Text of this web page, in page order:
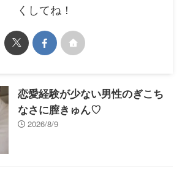
くしてね！
恋愛経験が少ない男性のぎこち
なさに膣きゅん♡
2026/8/9